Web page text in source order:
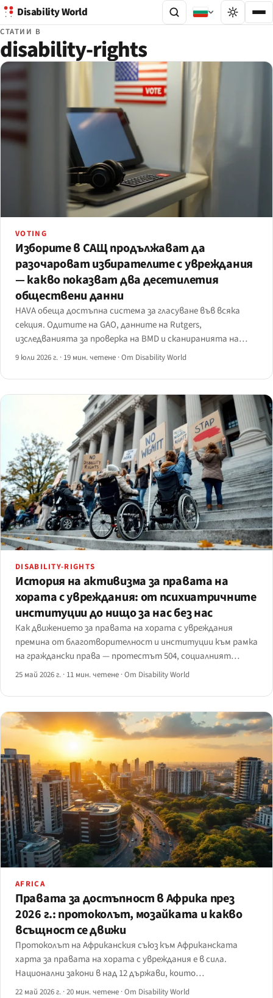
Disability World
СТАТИИ В
disability-rights
VOTING
Изборите в САЩ продължават да
разочароват избирателите с увреждания
— какво показват два десетилетия
обществени данни
HAVA обеща достъпна система за гласуване във всяка
секция. Одитите на GAO, данните на Rutgers,
изследванията за проверка на BMD и сканиранията на
сайтове за регистрация показват оставащата разлика
9 юли 2026 г. · 19 мин. четене ·От Disability World
DISABILITY-RIGHTS
История на активизма за правата на
хората с увреждания: от психиатричните
институции до нищо за нас без нас
Как движението за правата на хората с увреждания
премина от благотворителност и институции към рамка
на граждански права — протестът 504, социалният
модел, деинституционализацията, Capitol Crawl и пътят
25 май 2026 г. · 11 мин. четене ·От Disability World
AFRICA
Правата за достъпност в Африка през
2026 г.: протоколът, мозайката и какво
всъщност се движи
Протоколът на Африканския съюз към Африканската
харта за правата на хората с увреждания е в сила.
Национални закони в над 12 държави, които
ратифицират.
22 май 2026 г. ·20 мин. четене ·От Disability World